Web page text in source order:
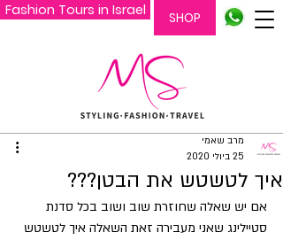
Fashion Tours in Israel SHOP
איך לטשטש את הבטן???
מרב שאמי
25 ביולי 2020
אם יש שאלה שחוזרת שוב ושוב בכל סדנת
סטיילינג שאני מעבירה זאת השאלה איך לטשטש